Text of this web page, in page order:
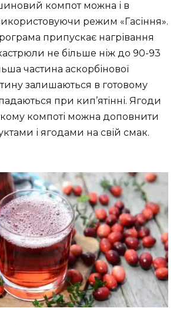
компот можна і в
режим «Гасіння».
припускає нагрівання
не більше ніж до 90-93
частина аскорбінової
залишаються в готовому
при кип’ятінні. Ягоди
компоті можна доповнити
і ягодами на свій смак.